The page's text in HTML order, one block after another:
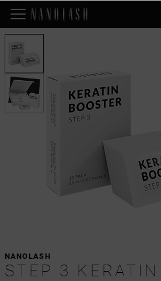
NANOLASH
STEP 3 KERATIN